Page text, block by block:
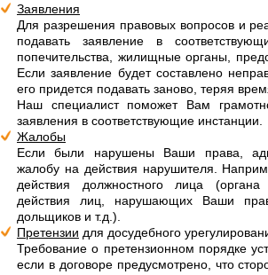
Заявления
Для разрешения правовых вопросов и
подавать заявление в
попечительства, жилищные органы,
Если заявление будет составлено
его придется подавать заново, теряя
Наш специалист поможет Вам
заявления в соответствующие инстанции.
Жалобы
Если были нарушены Ваши права,
жалобу на действия нарушителя.
действия должностного лица
действия лиц, нарушающих Ваши
дольщиков и т.д.).
Претензии для досудебного
Требование о претензионном порядке
если в договоре предусмотрено, что